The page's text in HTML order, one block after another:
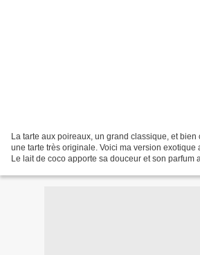
La tarte aux poireaux, un grand classique, et
une tarte très originale. Voici ma version exotique
Le lait de coco apporte sa douceur et son parfum